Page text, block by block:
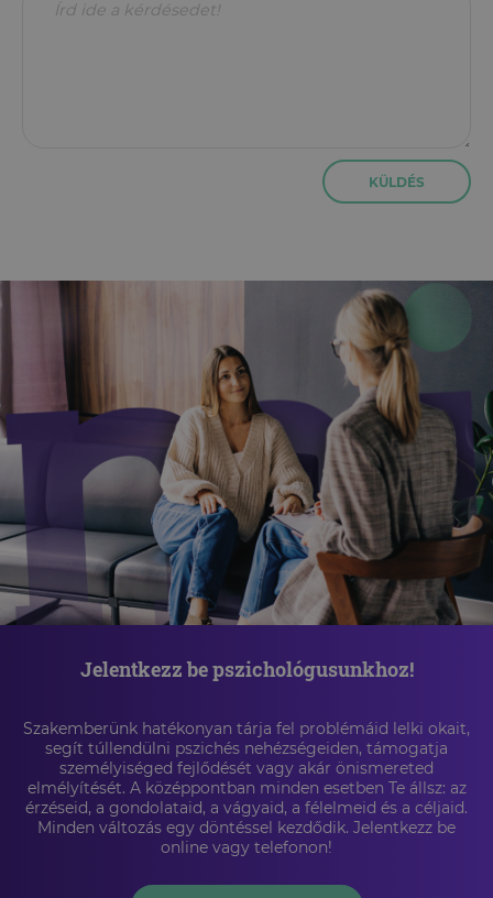
KÜLDÉS
Jelentkezz be pszichológusunkhoz!
Szakemberünk hatékonyan tárja fel problémáid lelki okait,
segít túllendülni pszichés nehézségeiden, támogatja
személyiséged fejlődését vagy akár önismereted
elmélyítését. A középpontban minden esetben Te állsz: az
érzéseid, a gondolataid, a vágyaid, a félelmeid és a céljaid.
Minden változás egy döntéssel kezdődik. Jelentkezz be
online vagy telefonon!